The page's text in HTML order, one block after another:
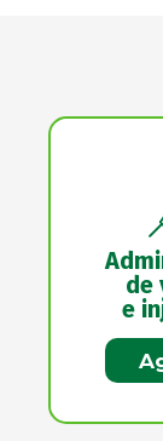
de
e